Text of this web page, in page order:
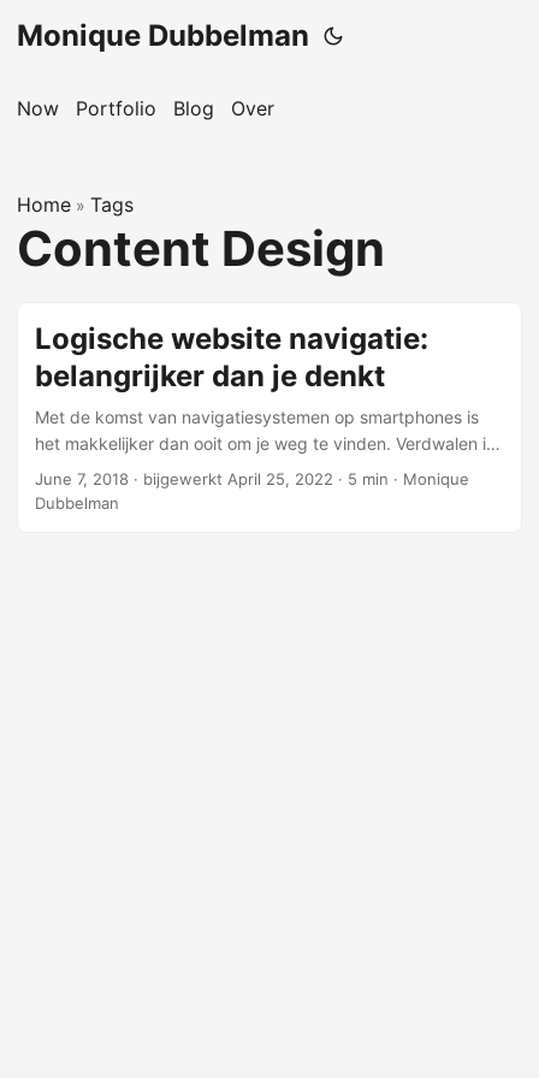
Monique Dubbelman
Now Portfolio Blog Over
Home » Tags
Content Design
Logische website navigatie:
belangrijker dan je denkt
Met de komst van navigatiesystemen op smartphones is
het makkelijker dan ooit om je weg te vinden. Verdwalen is
niet langer een optie. Hoe anders is dit voor websites, want
logische website navigatie is niet altijd vanzelfsprekend.
June 7, 2018 · bijgewerkt April 25, 2022 · 5 min · Monique
Dubbelman